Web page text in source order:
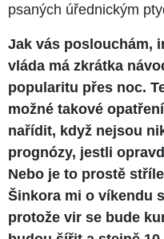
psaných úřednickým
Jak vás poslouchám,
vláda má zkrátka
popularitu přes noc.
možné takové
nařídit, když nejsou
prognózy, jestli
Nebo je to prostě
Šinkora mi o víkendu
protože vir se bude